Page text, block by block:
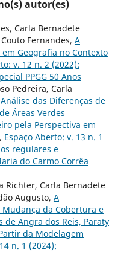
autor(es)
Carla Bernadete
Fernandes, A
Geografia no Contexto
v. 12 n. 2 (2022):
PPGG 50 Anos
Pedreira, Carla
Análise das Diferenças de
Áreas Verdes
pela Perspectiva em
, Espaço Aberto: v. 13 n. 1
regulares e
do Carmo Corrêa
Richter, Carla Bernadete
Augusto, A
da Cobertura e
de Angra dos Reis, Paraty
da Modelagem
n. 1 (2024):